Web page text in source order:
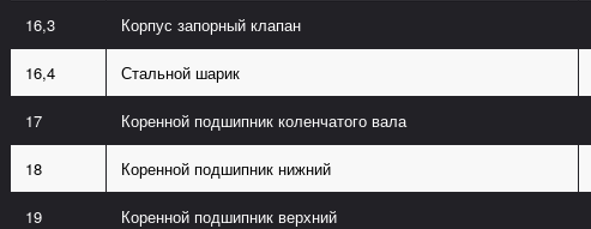
16,3 Корпус запорный клапан
16,4 Стальной шарик
17 Коренной подшипник коленчатого вала
18 Коренной подшипник нижний
19 Коренной подшипник верхний